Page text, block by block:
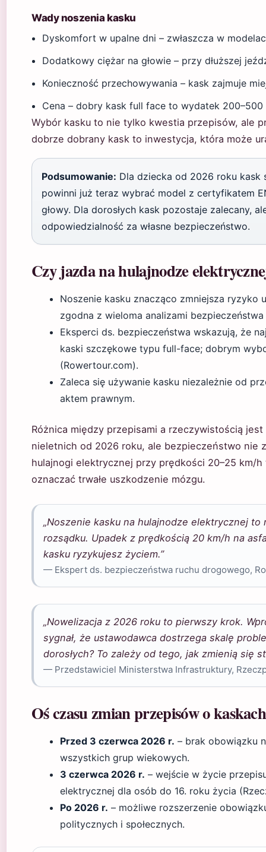
Wady noszenia kasku
Dyskomfort w upalne dni – zwłaszcza w
Dodatkowy ciężar na głowie – przy dłuższej
Konieczność przechowywania – kask zajmuje
Cena – dobry kask full face to wydatek
Wybór kasku to nie tylko kwestia przepisów, ale
dobrze dobrany kask to inwestycja, która może
Podsumowanie: Dla dziecka od 2026 roku kask
powinni już teraz wybrać model z certyfikatem
głowy. Dla dorosłych kask pozostaje zalecany,
odpowiedzialność za własne bezpieczeństwo.
Czy jazda na hulajnodze
Noszenie kasku znacząco zmniejsza ryzyko
zgodna z wieloma analizami
Eksperci ds. bezpieczeństwa wskazują, że
kaski szczękowe typu full-face; dobrym
(Rowertour.com).
Zaleca się używanie kasku niezależnie od
aktem prawnym.
Różnica między przepisami a rzeczywistością
nieletnich od 2026 roku, ale bezpieczeństwo nie
hulajnogi elektrycznej przy prędkości 20–25 km/h
oznaczać trwałe uszkodzenie mózgu.
„Noszenie kasku na hulajnodze elektrycznej
rozsądku. Upadek z prędkością 20 km/h na
kasku ryzykujesz życiem.”
— Ekspert ds. bezpieczeństwa ruchu drogowego,
„Nowelizacja z 2026 roku to pierwszy krok.
sygnał, że ustawodawca dostrzega skalę
dorosłych? To zależy od tego, jak zmienią się
— Przedstawiciel Ministerstwa Infrastruktury,
Oś czasu zmian przepisów o
Przed 3 czerwca 2026 r. – brak obowiązku
wszystkich grup wiekowych.
3 czerwca 2026 r. – wejście w życie
elektrycznej dla osób do 16. roku życia
Po 2026 r. – możliwe rozszerzenie
politycznych i społecznych.